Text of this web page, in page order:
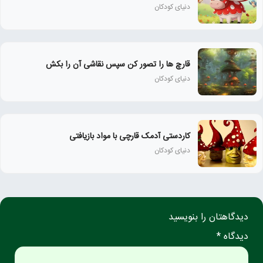
دنیای کودکان
قارچ ها را تصور کن سپس نقاشی آن را بکش
دنیای کودکان
کاردستی آدمک قارچی با مواد بازیافتی
دنیای کودکان
دیدگاهتان را بنویسید
دیدگاه *